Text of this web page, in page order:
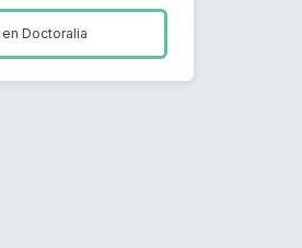
enDoctoralia